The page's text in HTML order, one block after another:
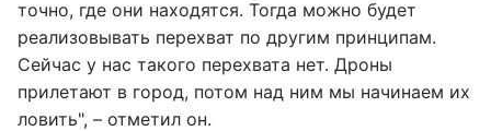
точно, где они находятся. Тогда можно будет
реализовывать перехват по другим принципам.
Сейчас у нас такого перехвата нет. Дроны
прилетают в город, потом над ним мы начинаем их
ловить", – отметил он.